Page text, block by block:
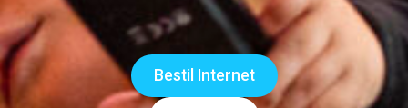
Bestil Internet